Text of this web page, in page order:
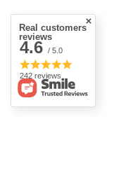
Real customers
reviews
4.6 / 5.0
242 reviews